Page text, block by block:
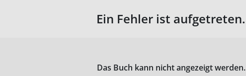
Ein Fehler ist aufgetreten.
Das Buch kann nicht angezeigt werden.